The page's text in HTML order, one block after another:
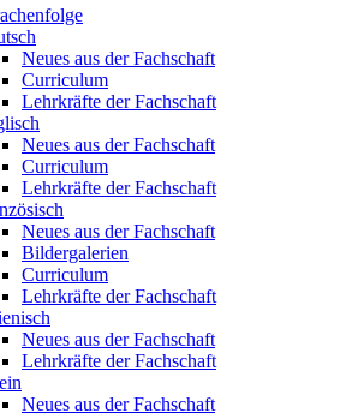
Neues aus der Fachschaft
Curriculum
Lehrkräfte der Fachschaft
Neues aus der Fachschaft
Curriculum
Lehrkräfte der Fachschaft
Neues aus der Fachschaft
Bildergalerien
Curriculum
Lehrkräfte der Fachschaft
Neues aus der Fachschaft
Lehrkräfte der Fachschaft
Neues aus der Fachschaft